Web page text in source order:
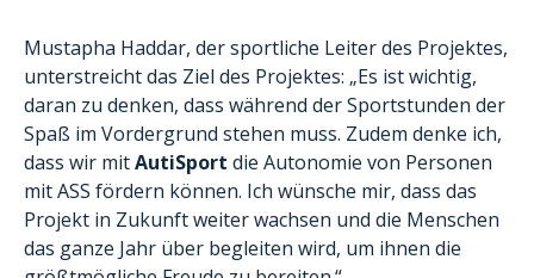
Mustapha Haddar, der sportliche Leiter des Projektes,
unterstreicht das Ziel des Projektes: „Es ist wichtig,
daran zu denken, dass während der Sportstunden der
Spaß im Vordergrund stehen muss. Zudem denke ich,
dass wir mitAutiSport die Autonomie von Personen
mit ASS fördern können. Ich wünsche mir, dass das
Projekt in Zukunft weiter wachsen und die Menschen
das ganze Jahr über begleiten wird, um ihnen die